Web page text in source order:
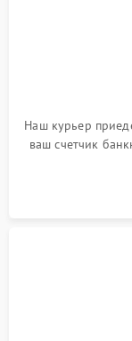
Наш курьер
ваш счетчик